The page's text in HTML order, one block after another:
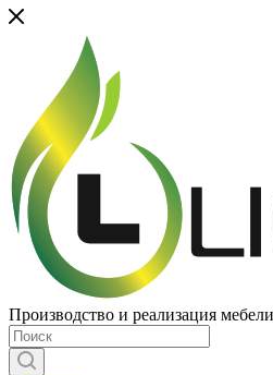
Производство и реализация